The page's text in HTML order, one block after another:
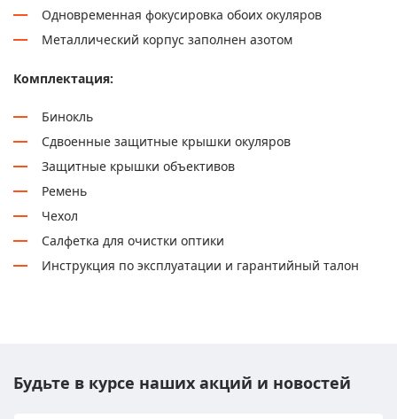
Одновременная фокусировка обоих окуляров
Металлический корпус заполнен азотом
Комплектация:
Бинокль
Сдвоенные защитные крышки окуляров
Защитные крышки объективов
Ремень
Чехол
Салфетка для очистки оптики
Инструкция по эксплуатации и гарантийный талон
Будьте в курсе наших акций и новостей